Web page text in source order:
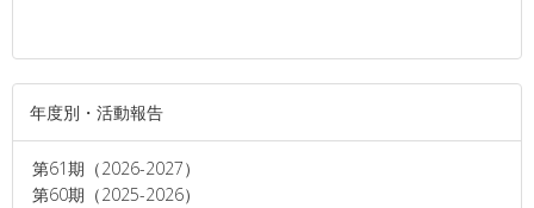
年度別・活動報告
第61期（2026-2027）
第60期（2025-2026）